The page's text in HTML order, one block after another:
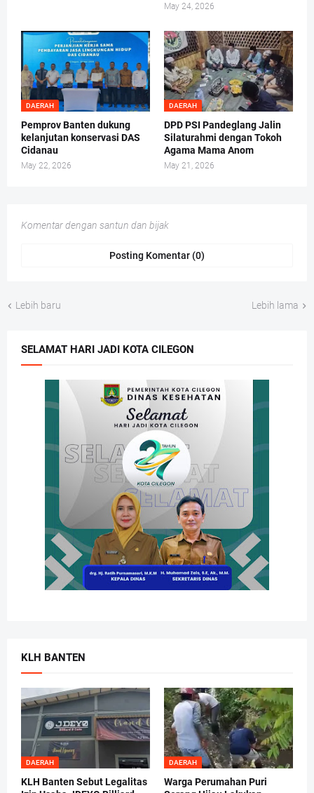
May 24, 2026
DAERAH
Pemprov Banten dukung
kelanjutan konservasi DAS
Cidanau
May 22, 2026
DAERAH
DPD PSI Pandeglang Jalin
Silaturahmi dengan Tokoh
Agama Mama Anom
May 21, 2026
Komentar dengan santun dan bijak
Posting Komentar (0)
Lebih baru Lebih lama
SELAMAT HARI JADI KOTA CILEGON
KLH BANTEN
DAERAH
KLH Banten Sebut Legalitas
DAERAH
Warga Perumahan Puri